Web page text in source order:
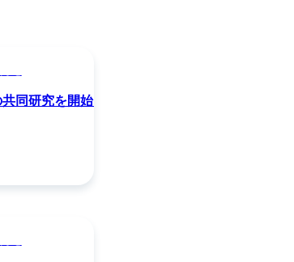
同研究を開始し